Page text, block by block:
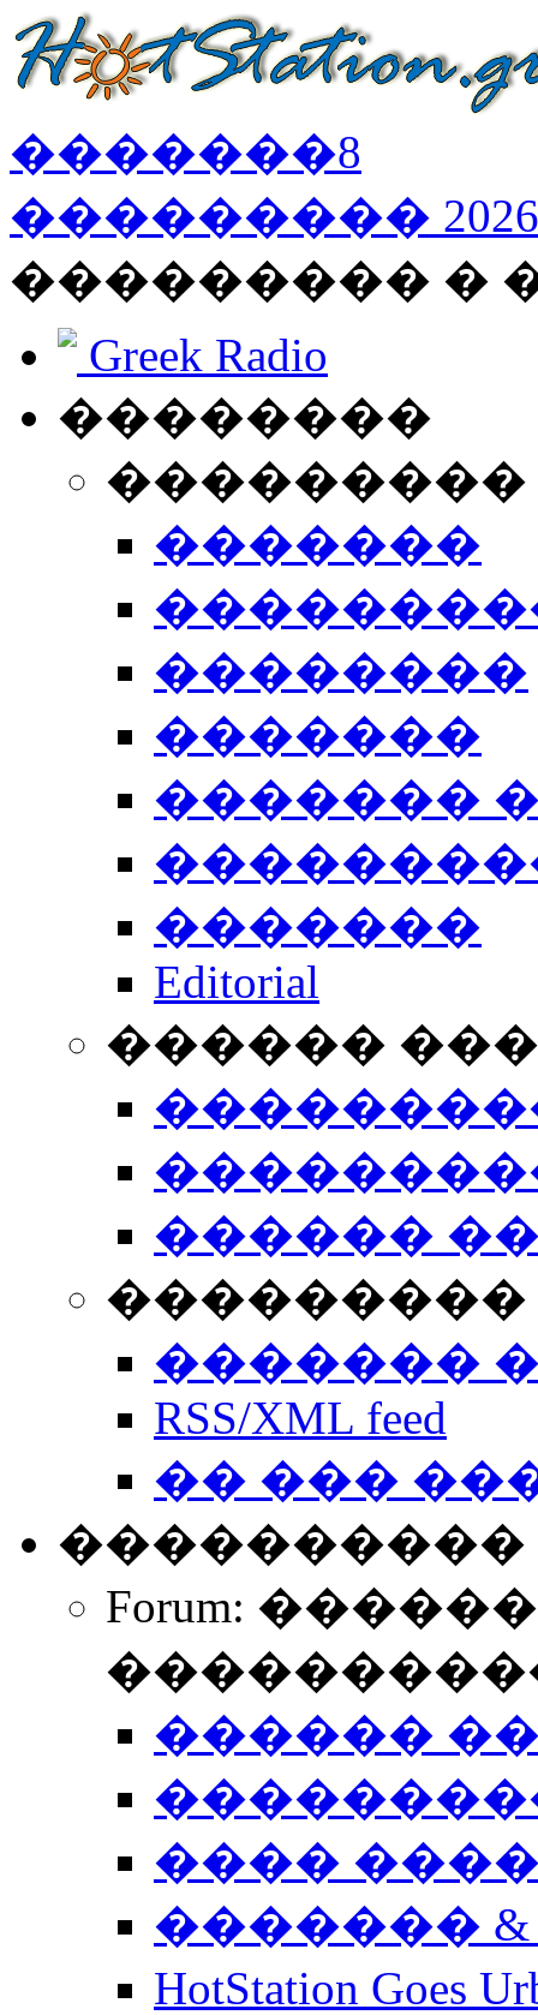
�������8
��������� 2026
��������� �
Greek Radio
��������
�������
��������
�������
�������
�������
Editorial
������
������
���������
�������
RSS/XML feed
�� ���
����������
Forum:
������
����
�������
HotStation